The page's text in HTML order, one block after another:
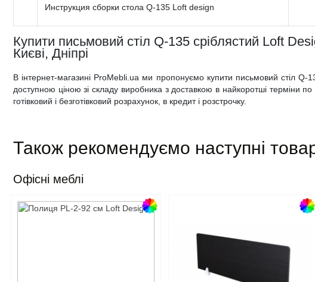
Инструкция сборки стола Q-135 Loft design
Купити письмовий стіл Q-135 сріблястий Loft
Києві, Дніпрі
В інтернет-магазині ProMebli.ua ми пропонуємо купити письмовий стіл Q-
доступною ціною зі складу виробника з доставкою в найкоротші терміни по
готівковий і безготівковий розрахунок, в кредит і розстрочку.
Також рекомендуємо наступні
Офісні меблі